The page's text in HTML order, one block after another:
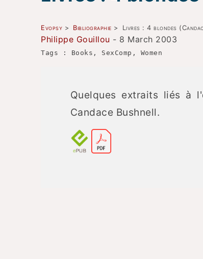
Evopsy > Bibliographie > Livres : 4 blondes
Philippe Gouillou - 8 March 2003
Tags : Books, SexComp, Women
Quelques extraits liés à
Candace Bushnell.